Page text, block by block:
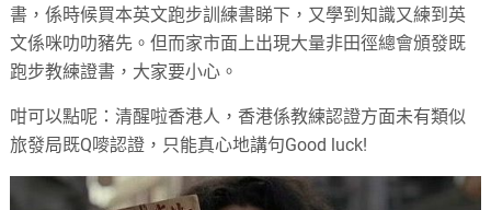
書，係時候買本英文跑步訓練書睇下，又學到知識又練到英
文係咪叻叻豬先。但而家市面上出現大量非田徑總會頒發既
跑步教練證書，大家要小心。
咁可以點呢：清醒啦香港人，香港係教練認證方面未有類似
旅發局既Q嘜認證，只能真心地講句Good luck!